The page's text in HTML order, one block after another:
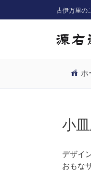
古伊万里の
ホ
小
デザイ
おもな